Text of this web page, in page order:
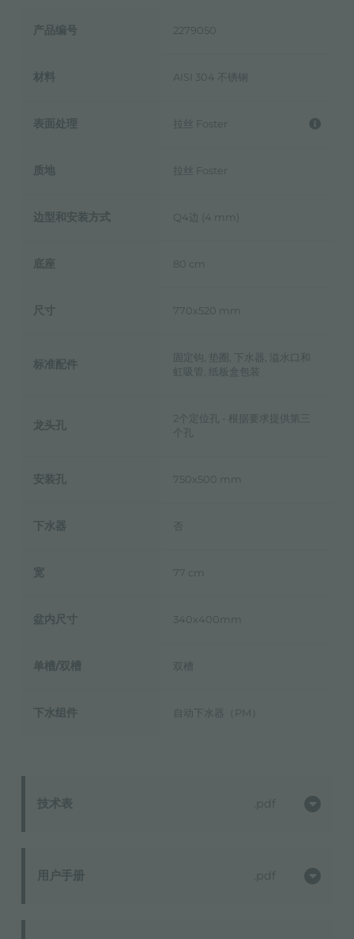
技术表 pdf
用户手册 pdf
产品编号 2279050
材料 AISI 304 不锈钢
表面处理 拉丝 Foster
质地 拉丝 Foster
边型和安装方式 Q4边 (4 mm)
底座 80 cm
尺寸 770x520 mm
标准配件
固定钩, 垫圈, 下水器, 溢水口和
虹吸管, 纸板盒包装
龙头孔
2个定位孔 - 根据要求提供第三
个孔
安装孔 750x500 mm
下水器 否
宽 77 cm
盆内尺寸 340x400mm
单槽/双槽 双槽
下水组件 自动下水器（PM）